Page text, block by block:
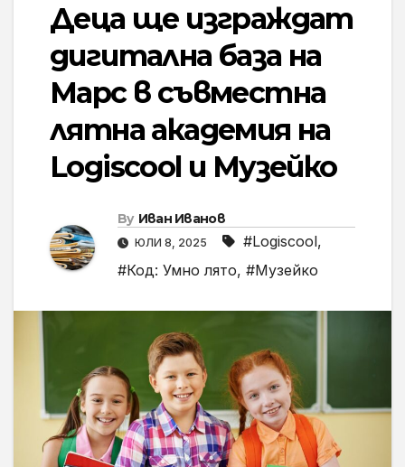
Деца ще изграждат
дигитална база на
Марс в съвместна
лятна академия на
Logiscool и Музейко
By Иван Иванов
ЮЛИ 8, 2025 #Logiscool,
#Код: Умно лято, #Музейко